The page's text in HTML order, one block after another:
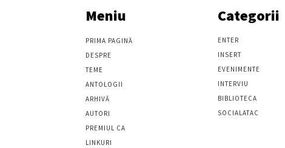
Meniu
PRIMA PAGINĂ
DESPRE
TEME
ANTOLOGII
ARHIVĂ
AUTORI
PREMIUL CA
LINKURI
Categorii
ENTER
INSERT
EVENIMENTE
INTERVIU
BIBLIOTECA
SOCIALATAC